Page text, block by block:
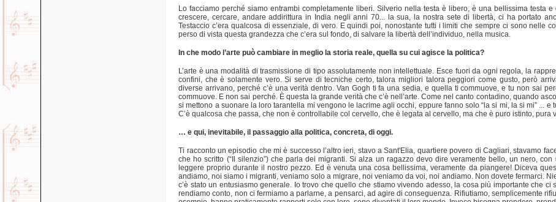
Lo facciamo perché siamo entrambi completamente liberi. Silverio nella testa è libero, è una bellissima testa
crescere, cercare, andare addirittura in India negli anni 70... la sua, la nostra sete di libertà, ci ha portato
Testaccio c’era qualcosa di essenziale, di vero. E quindi poi, nonostante tutti i limiti che sempre ci sono nelle
perso di vista questa grandezza che c’era sul fondo, di salvare la libertà dell’individuo, nella musica.
In che modo l’arte può cambiare in meglio la storia reale, quella su cui agisce la politica?
L’arte è una modalità di trasmissione di tipo assolutamente non intellettuale. Esce fuori da ogni regola, la
confini, che è solamente vero. Si serve di tecniche certo, talora migliori talora peggiori come gusto, però
diverse arrivano, perché c’è una verità dentro. Van Gogh ti fa una sedia, e quella ti commuove, e tu non sai
commuove. E non sai perché. È questa la grande verità che c’è nell’arte. Come nel canto contadino, quando
si mettono a suonare la loro tarantella mi vengono le lacrime agli occhi, eppure fanno solo “la si mi, la si mi” ... e
C’è qualcosa che passa, che non è controllabile col cervello, che è legata al cervello, ma che è puro istinto, pura
… e qui, inevitabile, il passaggio alla politica, concreta, di oggi.
Ti racconto un episodio che mi è successo l’altro ieri, stavo a Sant'Elia, quartiere povero di Cagliari, stavamo
che ho scritto (“Il silenzio”) che parla dei migranti. Si alza un ragazzo devo dire veramente bello, un nero,
leggere proprio durante il nostro pezzo. Ed è venuta una cosa bellissima, veramente da piangere! Diceva
andiamo, noi siamo i migranti, veniamo solo a migrare, noi veniamo da voi, noi andiamo. Non dovete fermarci.
c’è stato un entusiasmo generale. Io trovo che quello che stiamo vivendo adesso, la cosa più importante che
rendiamo conto, non ci fermiamo a parlarne, a pensarci, ad agire di conseguenza. Rifiutiamo, semplicemente